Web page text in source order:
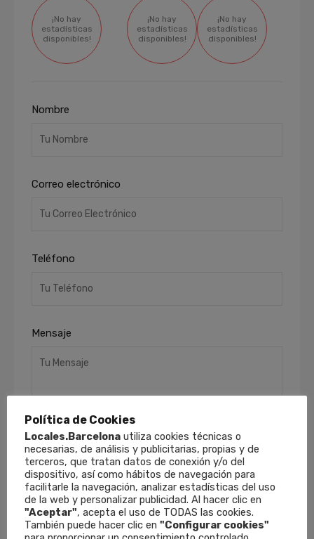
¡No hay
estadísticas
disponibles!
¡No hay
estadísticas
disponibles!
¡No hay
estadísticas
disponibles!
Nombre
Correo electrónico
Teléfono
Mensaje
He leído y acepto laPolítica de Privacidad
Finalidades: Responder a sus solicitudes y
remitirle información comercial de nuestros
productos y servicios, incluso por medios
electrónicos.Derechos : Puede retirar su
Política de Cookies
Locales.Barcelona utiliza cookies técnicas o
necesarias, de análisis y publicitarias, propias y de
terceros, que tratan datos de conexión y/o del
dispositivo, así como hábitos de navegación para
facilitarle la navegación, analizar estadísticas del uso
de la web y personalizar publicidad. Al hacer clic en
"Aceptar", acepta el uso de TODAS las cookies.
También puede hacer clic en "Configurar cookies"